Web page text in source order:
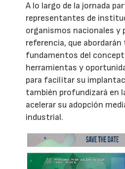
A lo largo de la jornada
representantes de
organismos nacionales y
referencia, que
fundamentos del
herramientas y
para facilitar su
también profundizará en
acelerar su adopción
industrial.